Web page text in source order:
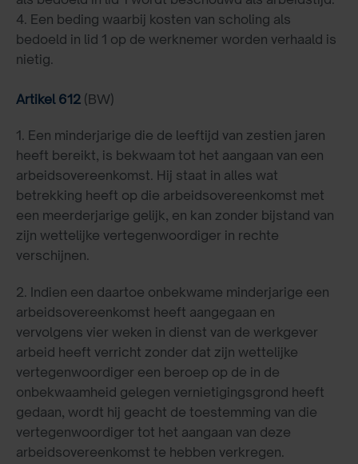
4. Een beding waarbij kosten van scholing als
bedoeld in lid 1 op de werknemer worden verhaald is
nietig.
Artikel 612 (BW)
1. Een minderjarige die de leeftijd van zestien jaren
heeft bereikt, is bekwaam tot het aangaan van een
arbeidsovereenkomst. Hij staat in alles wat
betrekking heeft op die arbeidsovereenkomst met
een meerderjarige gelijk, en kan zonder bijstand van
zijn wettelijke vertegenwoordiger in rechte
verschijnen.
2. Indien een daartoe onbekwame minderjarige een
arbeidsovereenkomst heeft aangegaan en
vervolgens vier weken in dienst van de werkgever
arbeid heeft verricht zonder dat zijn wettelijke
vertegenwoordiger een beroep op de in de
onbekwaamheid gelegen vernietigingsgrond heeft
gedaan, wordt hij geacht de toestemming van die
vertegenwoordiger tot het aangaan van deze
arbeidsovereenkomst te hebben verkregen.